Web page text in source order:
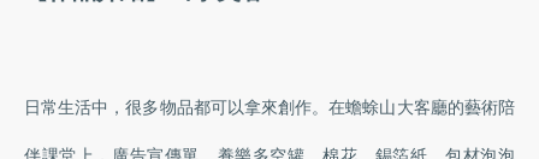
日常生活中，很多物品都可以拿來創作。在蟾蜍山大客廳的藝術陪
伴課堂上，廣告宣傳單、養樂多空罐、棉花、錫箔紙、包材泡泡